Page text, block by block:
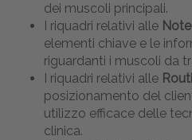
dei muscoli principali.
I riquadri relativi alle
elementi chiave e le
riguardanti i muscoli da
I riquadri relativi alle
posizionamento del
utilizzo efficace delle
clinica.